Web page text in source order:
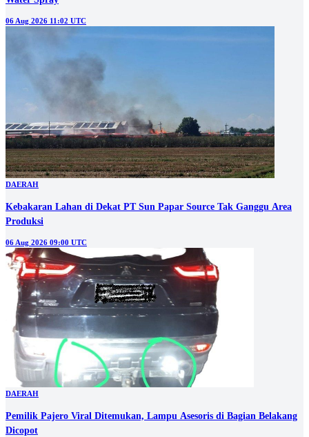
06 Aug 2026 11:02 UTC
DAERAH
Kebakaran Lahan di Dekat PT Sun Papar Source Tak Ganggu Area
Produksi
06 Aug 2026 09:00 UTC
DAERAH
Pemilik Pajero Viral Ditemukan, Lampu Asesoris di Bagian Belakang
Dicopot